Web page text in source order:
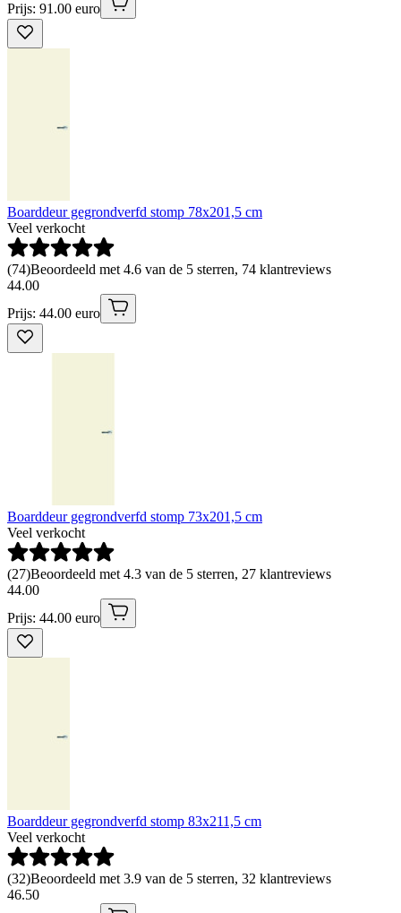
Prijs: 91.00 euro
Boarddeur gegrondverfd stomp 78x201,5 cm
Veel verkocht
(74)Beoordeeld met 4.6 van de 5 sterren, 74 klantreviews
44.00
Prijs: 44.00 euro
Boarddeur gegrondverfd stomp 73x201,5 cm
Veel verkocht
(27)Beoordeeld met 4.3 van de 5 sterren, 27 klantreviews
44.00
Prijs: 44.00 euro
Boarddeur gegrondverfd stomp 83x211,5 cm
Veel verkocht
(32)Beoordeeld met 3.9 van de 5 sterren, 32 klantreviews
46.50